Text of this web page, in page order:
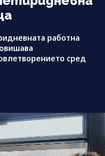
работна
сред